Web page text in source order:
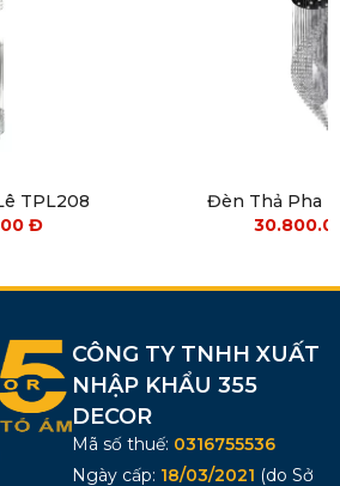
TPL208
Đ
Đèn Thả Pha
CÔNG TY TNHH XUẤT
NHẬP KHẨU 355
DECOR
Mã số thuế: 0316755536
Ngày cấp: 18/03/2021 (do Sở